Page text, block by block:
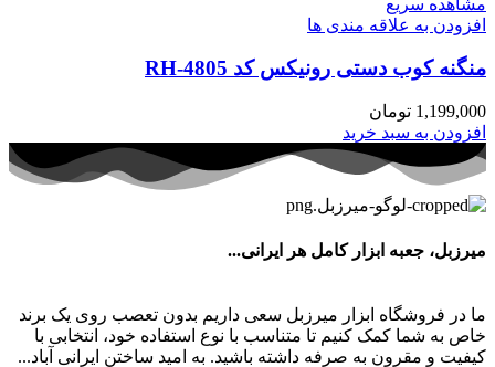
افزودن به علاقه مندی ها
منگنه کوب دستی رونیکس کد RH-4805
1,199,000 تومان
افزودن به سبد خرید
میرزبل، جعبه ابزار کامل هر ایرانی...
ما در فروشگاه ابزار میرزبل سعی داریم بدون تعصب روی یک برند
خاص به شما کمک کنیم تا متناسب با نوع استفاده خود، انتخابی با
کیفیت و مقرون به صرفه داشته باشید. به امید ساختن ایرانی آباد...